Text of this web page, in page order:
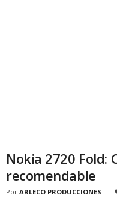
Nokia 2720 Fold:
recomendable
Por ARLECO PRODUCCIONES